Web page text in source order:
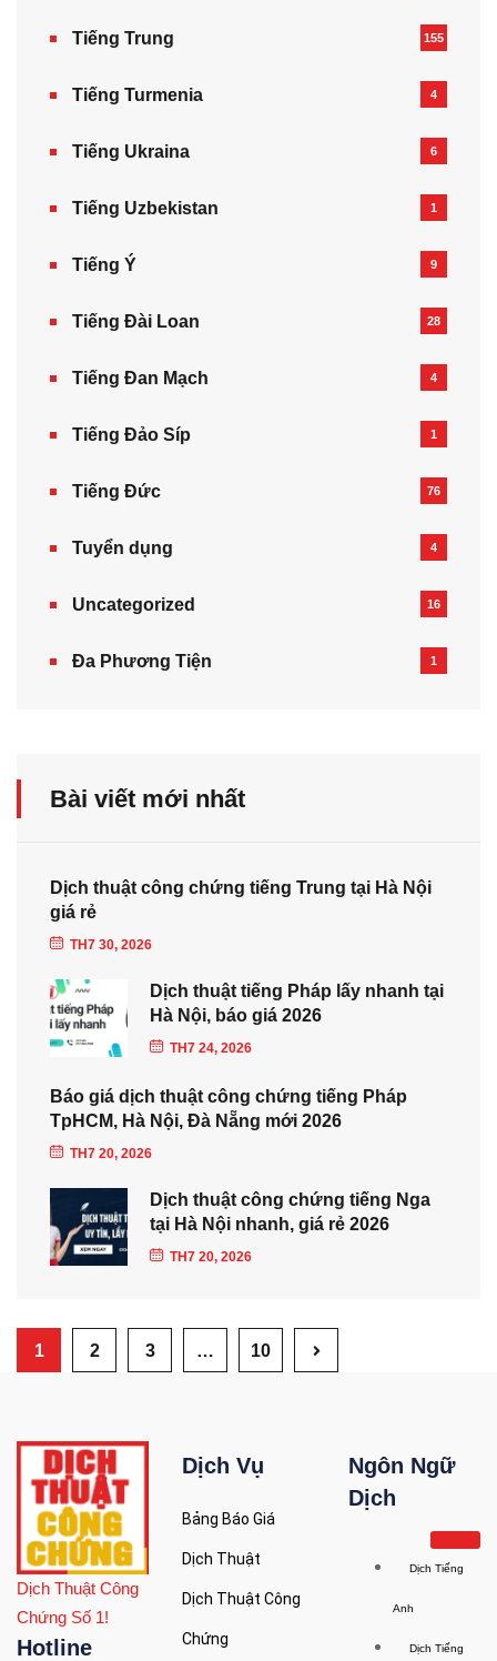
Tiếng Trung 155
Tiếng Turmenia 4
Tiếng Ukraina 6
Tiếng Uzbekistan 1
Tiếng Ý 9
Tiếng Đài Loan 28
Tiếng Đan Mạch 4
Tiếng Đảo Síp 1
Tiếng Đức 76
Tuyển dụng 4
Uncategorized 16
Đa Phương Tiện 1
Bài viết mới nhất
Dịch thuật công chứng tiếng Trung tại Hà Nội
giá rẻ
TH7 30, 2026
Dịch thuật tiếng Pháp lấy nhanh tại
Hà Nội, báo giá 2026
TH7 24, 2026
Báo giá dịch thuật công chứng tiếng Pháp
TpHCM, Hà Nội, Đà Nẵng mới 2026
TH7 20, 2026
Dịch thuật công chứng tiếng Nga
tại Hà Nội nhanh, giá rẻ 2026
TH7 20, 2026
1 2 3 … 10
Dịch Thuật Công
Chứng Số 1!
Hotline
Dịch Vụ
Bảng Báo Giá
Dịch Thuật
Dịch Thuật Công
Chứng
Ngôn Ngữ
Dịch
Dịch Tiếng
Anh
Dịch Tiếng